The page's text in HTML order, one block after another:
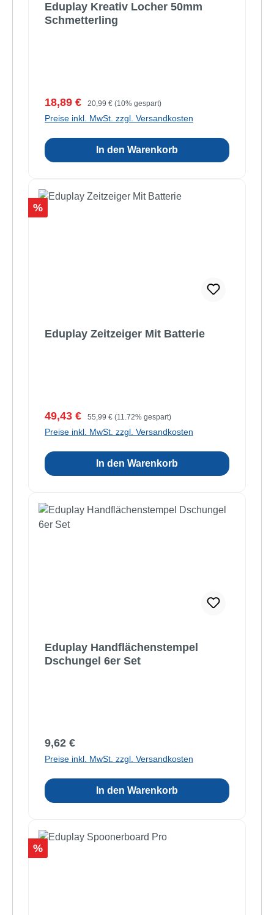
Eduplay Kreativ Locher 50mm
Schmetterling
Verkaufspreis:
18,89 € Regulärer Preis:
20,99 € (10% gespart)
Preise inkl. MwSt. zzgl. Versandkosten
In den Warenkorb
Rabatt
%
Eduplay Zeitzeiger Mit Batterie
Verkaufspreis:
49,43 € Regulärer Preis:
55,99 € (11.72% gespart)
Preise inkl. MwSt. zzgl. Versandkosten
In den Warenkorb
Eduplay Handflächenstempel
Dschungel 6er Set
Regulärer Preis:
9,62 €
Preise inkl. MwSt. zzgl. Versandkosten
In den Warenkorb
Rabatt
%